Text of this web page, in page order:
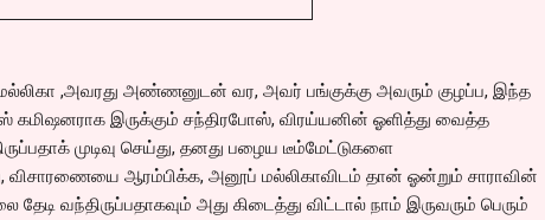
,அவரது அண்ணனுடன் வர, அவர் பங்குக்கு அவரும் குழப்ப, இந்த
கமிஷனராக இருக்கும் சந்திரபோஸ், விரய்யனின் ஓளித்து வைத்த
முடிவு செய்து, தனது பழைய டீம்மேட்டுகளை
ஆரம்பிக்க, அனூப் மல்லிகாவிடம் தான் ஓன்றும் சாராவின்
வந்திருப்பதாகவும் அது கிடைத்து விட்டால் நாம் இருவரும் பெரும்